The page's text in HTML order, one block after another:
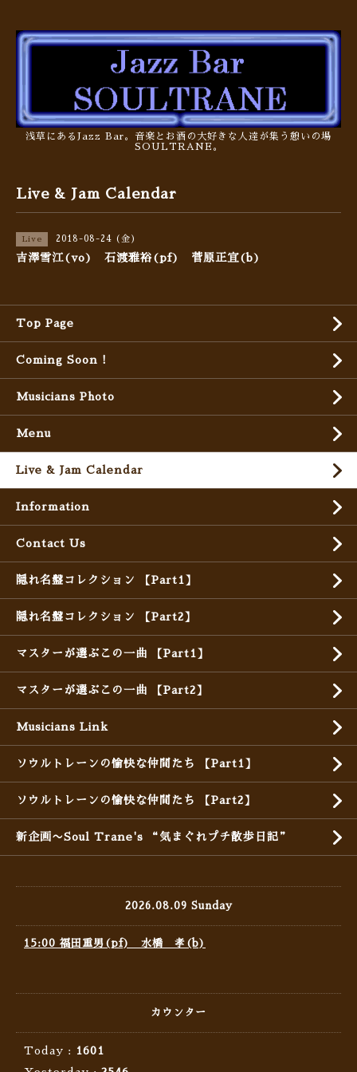
浅草にあるJazz Bar。音楽とお酒の大好きな人達が集う憩いの場
SOULTRANE。
Live & Jam Calendar
Live 2018-08-24 (金)
吉澤雪江(vo) 石渡雅裕(pf) 菅原正宜(b)
Top Page
Coming Soon !
Musicians Photo
Menu
Live & Jam Calendar
Information
Contact Us
隠れ名盤コレクション 【Part1】
隠れ名盤コレクション 【Part2】
マスターが選ぶこの一曲 【Part1】
マスターが選ぶこの一曲 【Part2】
Musicians Link
ソウルトレーンの愉快な仲間たち 【Part1】
ソウルトレーンの愉快な仲間たち 【Part2】
新企画〜Soul Trane's “気まぐれプチ散歩日記”
2026.08.09 Sunday
15:00 福田重男(pf) 水橋 孝(b)
カウンター
Today :
1601